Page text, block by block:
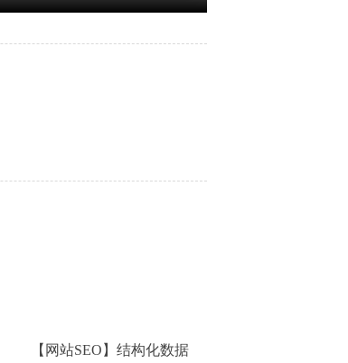
【网站SEO】结构化数据